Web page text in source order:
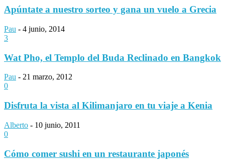
Apúntate a nuestro sorteo y gana un vuelo a Grecia
Pau - 4 junio, 2014
3
Wat Pho, el Templo del Buda Reclinado en Bangkok
Pau - 21 marzo, 2012
0
Disfruta la vista al Kilimanjaro en tu viaje a Kenia
Alberto - 10 junio, 2011
0
Cómo comer sushi en un restaurante japonés